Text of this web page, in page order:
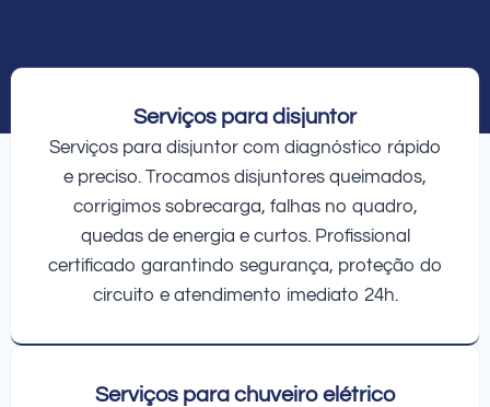
Serviços para disjuntor
Serviços para disjuntor com diagnóstico rápido
e preciso. Trocamos disjuntores queimados,
corrigimos sobrecarga, falhas no quadro,
quedas de energia e curtos. Profissional
certificado garantindo segurança, proteção do
circuito e atendimento imediato 24h.
Serviços para chuveiro elétrico